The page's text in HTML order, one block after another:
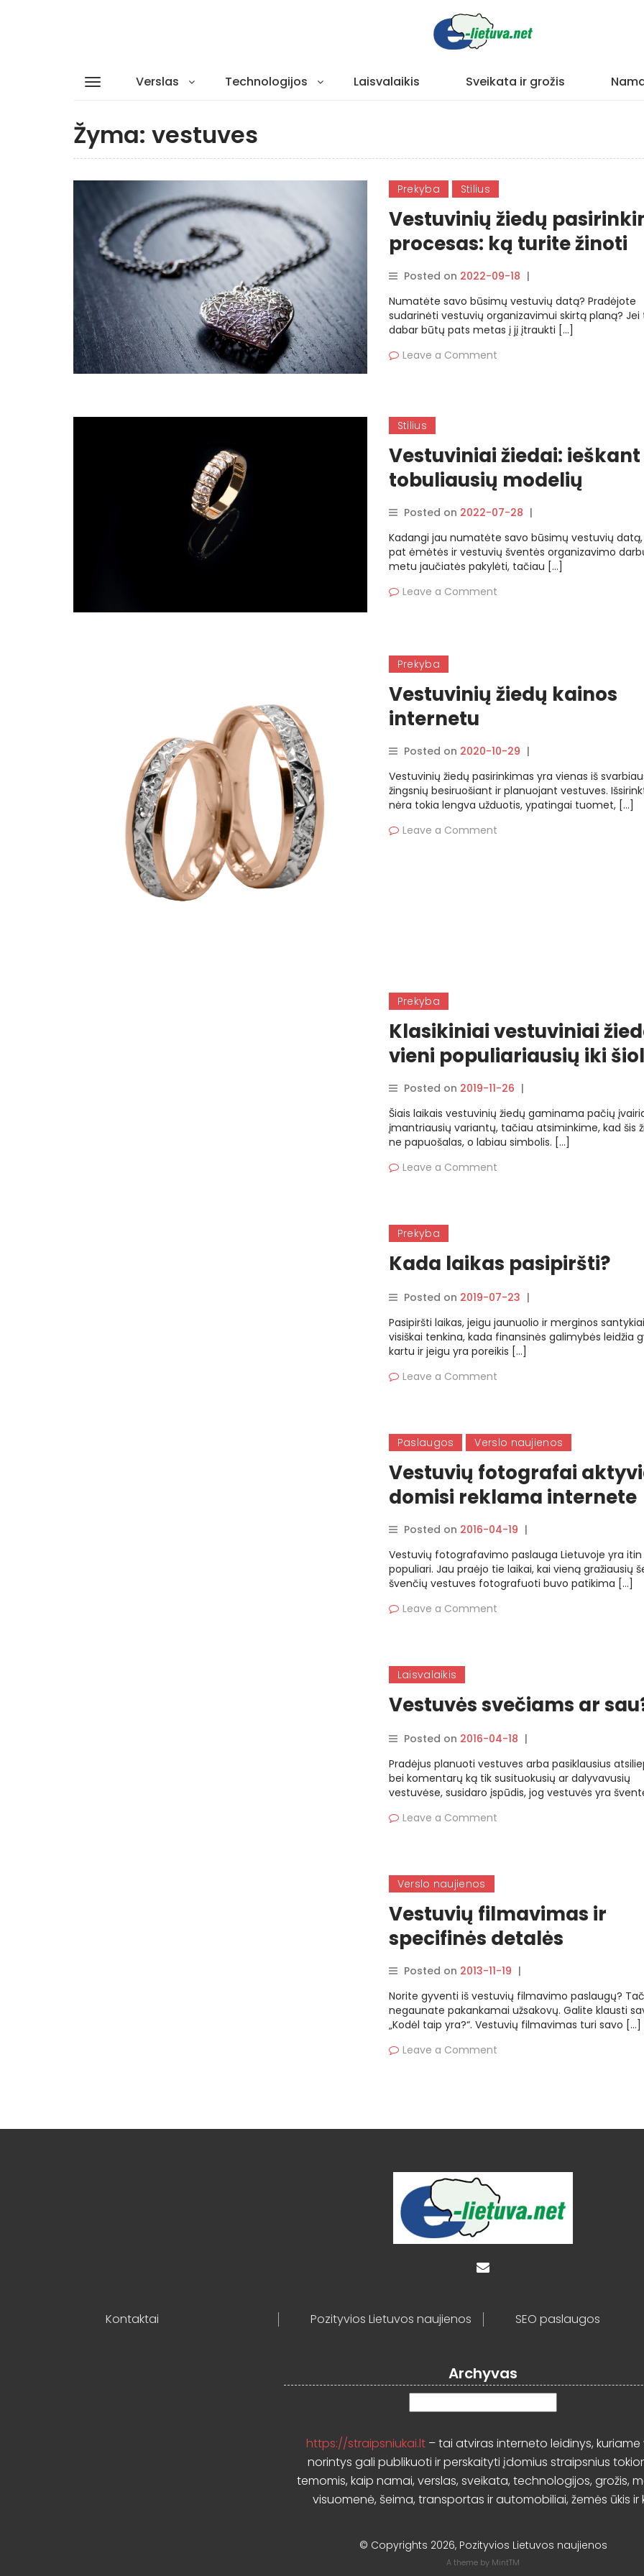
Verslas Technologijos Laisvalaikis Sveikata ir grožis
Žyma: vestuves
Prekyba Stilius
Vestuvinių žiedų
procesas: ką turite žinoti
Posted on 2022-09-18 |
Numatėte savo būsimų vestuvių datą? Pradėjote
sudarinėti vestuvių organizavimui skirtą planą? Jei
dabar būtų pats metas į jį įtraukti […]
Leave a Comment
Stilius
Vestuviniai žiedai: ieškant
tobuliausių modelių
Posted on 2022-07-28 |
Kadangi jau numatėte savo būsimų vestuvių
pat ėmėtės ir vestuvių šventės organizavimo
metu jaučiatės pakylėti, tačiau […]
Leave a Comment
Prekyba
Vestuvinių žiedų kainos
internetu
Posted on 2020-10-29 |
Vestuvinių žiedų pasirinkimas yra vienas iš
žingsnių besiruošiant ir planuojant vestuves.
nėra tokia lengva užduotis, ypatingai tuomet, […]
Leave a Comment
Prekyba
Klasikiniai vestuviniai
vieni populiariausių iki šiol
Posted on 2019-11-26 |
Šiais laikais vestuvinių žiedų gaminama pačių
įmantriausių variantų, tačiau atsiminkime, kad šis
ne papuošalas, o labiau simbolis. […]
Leave a Comment
Prekyba
Kada laikas pasipiršti?
Posted on 2019-07-23 |
Pasipiršti laikas, jeigu jaunuolio ir merginos
visiškai tenkina, kada finansinės galimybės leidžia
kartu ir jeigu yra poreikis […]
Leave a Comment
Paslaugos Verslo naujienos
Vestuvių fotografai
domisi reklama internete
Posted on 2016-04-19 |
Vestuvių fotografavimo paslauga Lietuvoje yra itin
populiari. Jau praėjo tie laikai, kai vieną gražiausių
švenčių vestuves fotografuoti buvo patikima […]
Leave a Comment
Laisvalaikis
Vestuvės svečiams ar
Posted on 2016-04-18 |
Pradėjus planuoti vestuves arba pasiklausius
bei komentarų ką tik susituokusių ar dalyvavusių
vestuvėse, susidaro įspūdis, jog vestuvės yra
Leave a Comment
Verslo naujienos
Vestuvių filmavimas ir
specifinės detalės
Posted on 2013-11-19 |
Norite gyventi iš vestuvių filmavimo paslaugų?
negaunate pakankamai užsakovų. Galite klausti
„Kodėl taip yra?“. Vestuvių filmavimas turi savo […]
Leave a Comment
Kontaktai Pozityvios Lietuvos naujienos SEO paslaugos
Archyvas
https://straipsniukai.lt – tai atviras interneto leidinys, kuriame
norintys gali publikuoti ir perskaityti įdomius straipsnius
temomis, kaip namai, verslas, sveikata, technologijos, grožis,
visuomenė, šeima, transportas ir automobiliai, žemės ūkis ir
© Copyrights 2026, Pozityvios Lietuvos naujienos
A theme by MintTM